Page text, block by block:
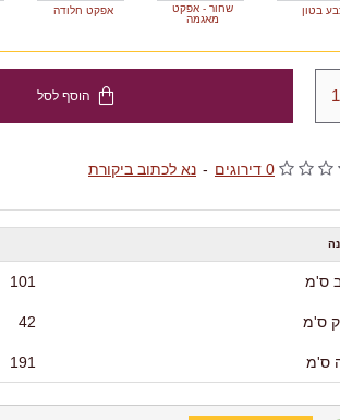
0 דירוגים - נא לכתוב ביקורת
בטון
שחור - אפקט
מאגמה
אפקט חלודה
הוסף לסל
ס'מ 101
ס'מ 42
ס'מ 191